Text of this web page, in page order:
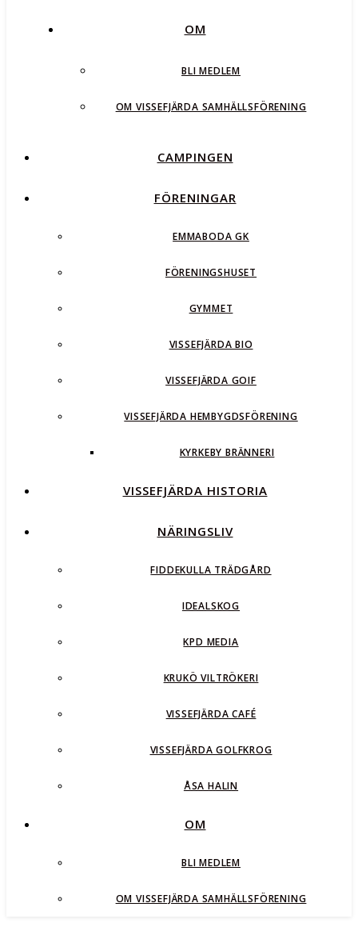
OM
BLI MEDLEM
OM VISSEFJÄRDA SAMHÄLLSFÖRENING
CAMPINGEN
FÖRENINGAR
EMMABODA GK
FÖRENINGSHUSET
GYMMET
VISSEFJÄRDA BIO
VISSEFJÄRDA GOIF
VISSEFJÄRDA HEMBYGDSFÖRENING
KYRKEBY BRÄNNERI
VISSEFJÄRDA HISTORIA
NÄRINGSLIV
FIDDEKULLA TRÄDGÅRD
IDEALSKOG
KPD MEDIA
KRUKÖ VILTRÖKERI
VISSEFJÄRDA CAFÉ
VISSEFJÄRDA GOLFKROG
ÅSA HALIN
OM
BLI MEDLEM
OM VISSEFJÄRDA SAMHÄLLSFÖRENING